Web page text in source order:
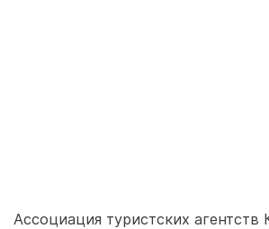
Ассоциация туристских агентств